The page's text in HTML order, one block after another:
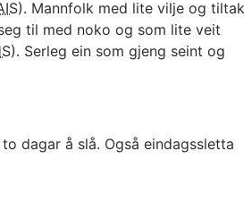
). Mannfolk med lite vilje og tiltak
til med noko og som lite veit
). Serleg ein som gjeng seint og
dagar å slå. Også eindagssletta